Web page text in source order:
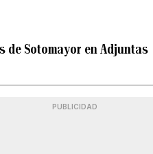
de Sotomayor en Adjuntas
PUBLICIDAD